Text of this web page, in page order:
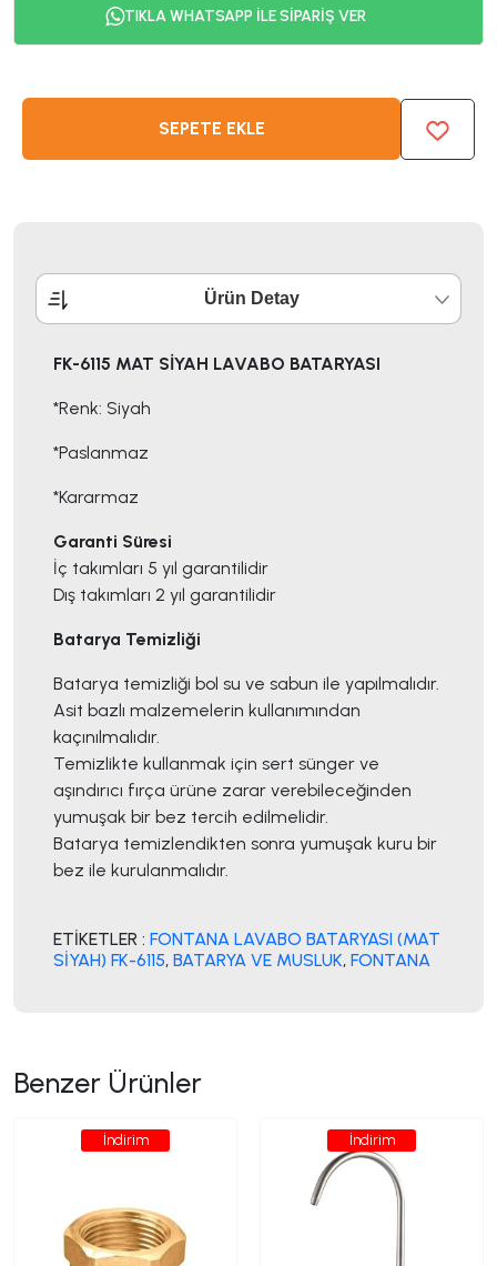
TIKLA WHATSAPP İLE SİPARİŞ VER
SEPETE EKLE
Ürün Detay
FK-6115 MAT SİYAH LAVABO BATARYASI
*Renk: Siyah
*Paslanmaz
*Kararmaz
Garanti Süresi
İç takımları 5 yıl garantilidir
Dış takımları 2 yıl garantilidir
Batarya Temizliği
Batarya temizliği bol su ve sabun ile yapılmalıdır.
Asit bazlı malzemelerin kullanımından
kaçınılmalıdır.
Temizlikte kullanmak için sert sünger ve
aşındırıcı fırça ürüne zarar verebileceğinden
yumuşak bir bez tercih edilmelidir.
Batarya temizlendikten sonra yumuşak kuru bir
bez ile kurulanmalıdır.
ETİKETLER : FONTANA LAVABO BATARYASI (MAT
SİYAH) FK-6115, BATARYA VE MUSLUK, FONTANA
Benzer Ürünler
İndirim İndirim